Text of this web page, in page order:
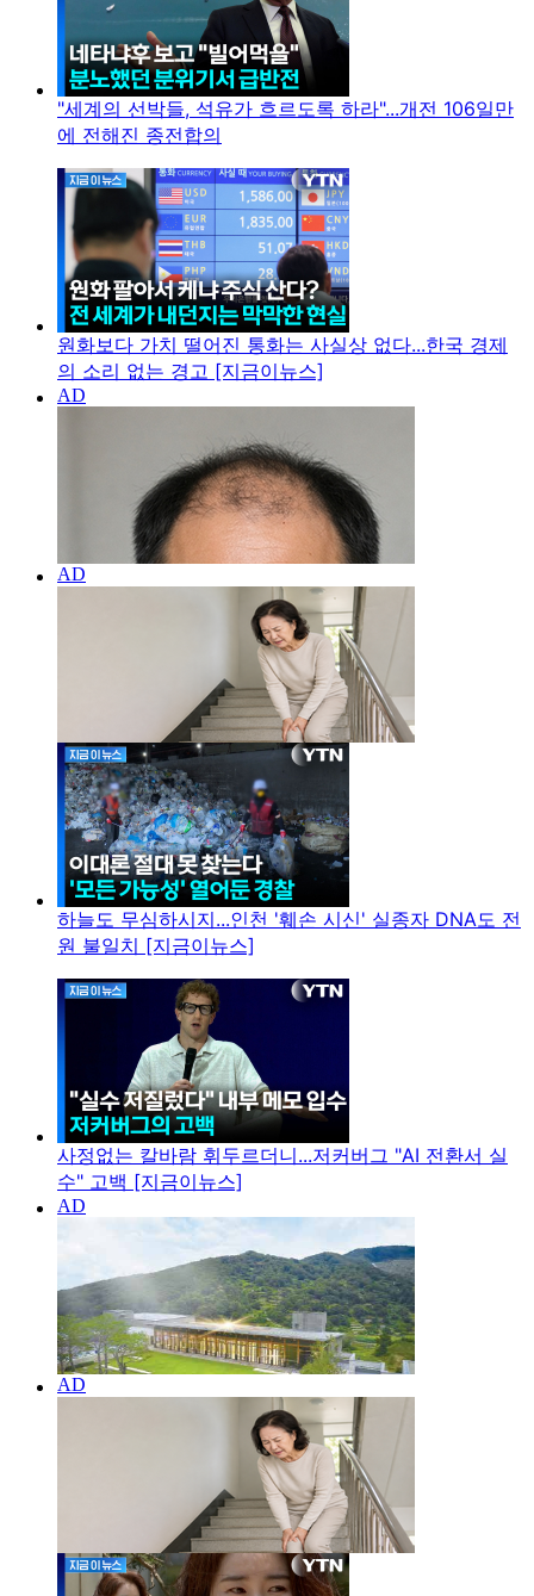
"세계의 선박들, 석유가 흐르도록 하라"...개전 106일만
에 전해진 종전합의
원화보다 가치 떨어진 통화는 사실상 없다...한국 경제
의 소리 없는 경고 [지금이뉴스]
하늘도 무심하시지...인천 '훼손 시신' 실종자 DNA도 전
원 불일치 [지금이뉴스]
사정없는 칼바람 휘두르더니...저커버그 "AI 전환서 실
수" 고백 [지금이뉴스]